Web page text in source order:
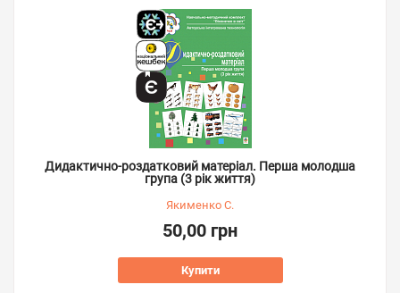
Дидактично-роздатковий матеріал. Перша молодша
група (3 рік життя)
Якименко С.
50,00 грн
Купити